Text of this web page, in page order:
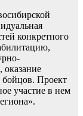
конкретного
оказание
бойцов. Проект
участие в нем